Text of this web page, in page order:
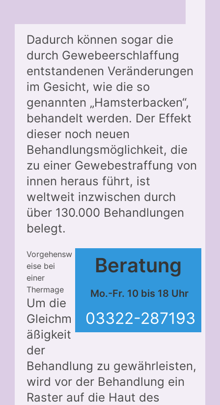
Dadurch können sogar die
durch Gewebeerschlaffung
entstandenen Veränderungen
im Gesicht, wie die so
genannten „Hamsterbacken“,
behandelt werden. Der Effekt
dieser noch neuen
Behandlungsmöglichkeit, die
zu einer Gewebestraffung von
innen heraus führt, ist
weltweit inzwischen durch
über 130.000 Behandlungen
belegt.
Beratung
Mo.-Fr. 10 bis 18 Uhr
03322-287193
Vorgehensw
eise bei
einer
Thermage
Um die
Gleichm
äßigkeit
der
Behandlung zu gewährleisten,
wird vor der Behandlung ein
Raster auf die Haut des